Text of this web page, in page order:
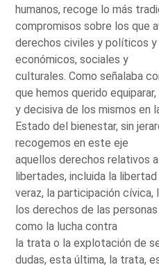
humanos, recoge lo más
compromisos sobre los que
derechos civiles y políticos
económicos, sociales y
culturales. Como señalaba
que hemos querido
y decisiva de los mismos en
Estado del bienestar, sin
recogemos en este eje
aquellos derechos relativos
libertades, incluida la
veraz, la participación cívica,
los derechos de las
como la lucha contra
la trata o la explotación de
dudas, esta última, la trata,